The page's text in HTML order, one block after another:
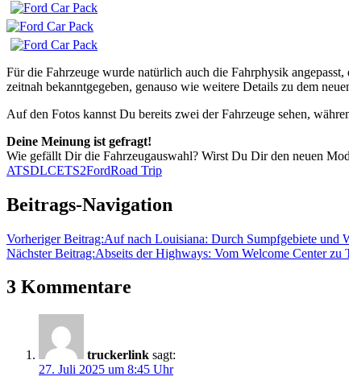
Für die Fahrzeuge wurde natürlich auch die Fahrphysik
zeitnah bekanntgegeben, genauso wie weitere Details zu dem
Auf den Fotos kannst Du bereits zwei der Fahrzeuge sehen,
Deine Meinung ist gefragt!
Wie gefällt Dir die Fahrzeugauswahl? Wirst Du Dir den neuen
ATSDLCETS2FordRoad Trip
Beitrags-Navigation
Vorheriger Beitrag:Auf nach Louisiana: Durch Sumpfgebiete und
Nächster Beitrag:Abseits der Highways: Vom Welcome Center zu
3 Kommentare
truckerlink sagt:
27. Juli 2025 um 8:45 Uhr